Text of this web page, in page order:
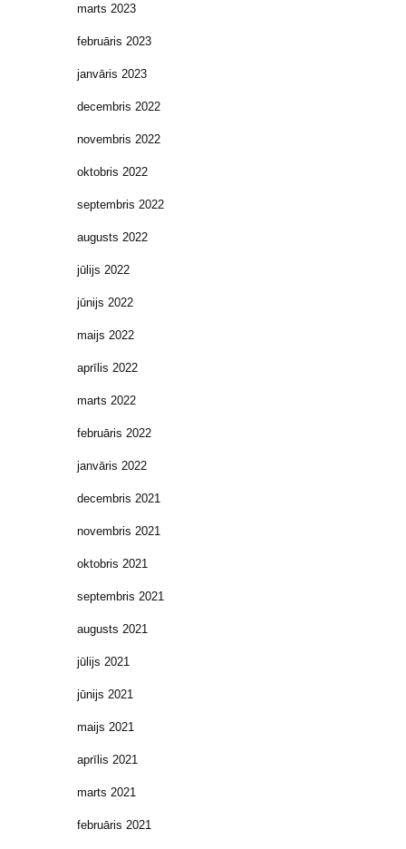
marts 2023
februāris 2023
janvāris 2023
decembris 2022
novembris 2022
oktobris 2022
septembris 2022
augusts 2022
jūlijs 2022
jūnijs 2022
maijs 2022
aprīlis 2022
marts 2022
februāris 2022
janvāris 2022
decembris 2021
novembris 2021
oktobris 2021
septembris 2021
augusts 2021
jūlijs 2021
jūnijs 2021
maijs 2021
aprīlis 2021
marts 2021
februāris 2021